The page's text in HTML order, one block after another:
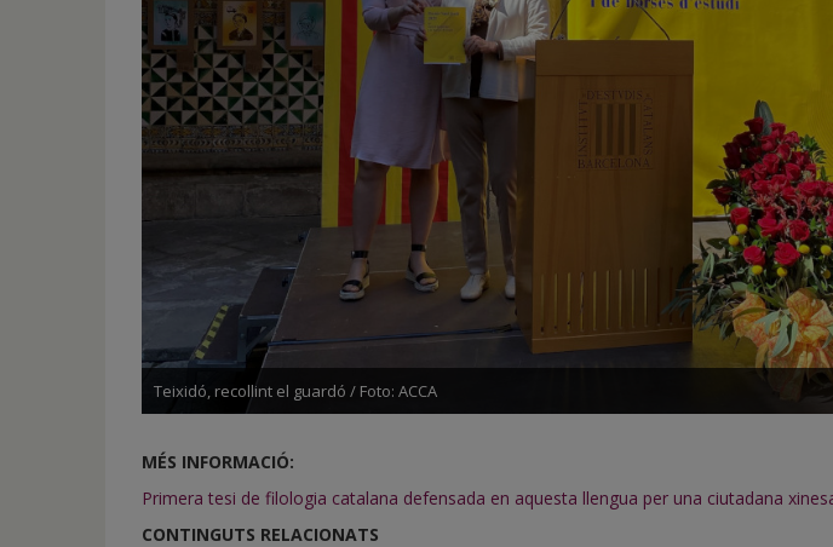
Teixidó, recollint el guardó / Foto: ACCA
MÉS INFORMACIÓ:
Primera tesi de filologia catalana defensada en aquesta llengua per una ciutadana
CONTINGUTS RELACIONATS